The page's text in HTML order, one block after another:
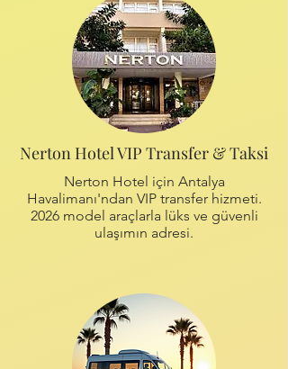
Nerton Hotel VIP Transfer & Taksi
Nerton Hotel için Antalya
Havalimanı'ndan VIP transfer hizmeti.
2026 model araçlarla lüks ve güvenli
ulaşımın adresi.